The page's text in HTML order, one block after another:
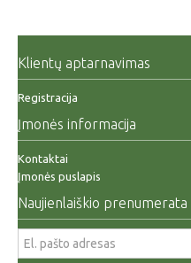
Klientų aptarnavimas
Registracija
Įmonės informacija
Kontaktai
Įmonės puslapis
Naujienlaiškio prenumerata